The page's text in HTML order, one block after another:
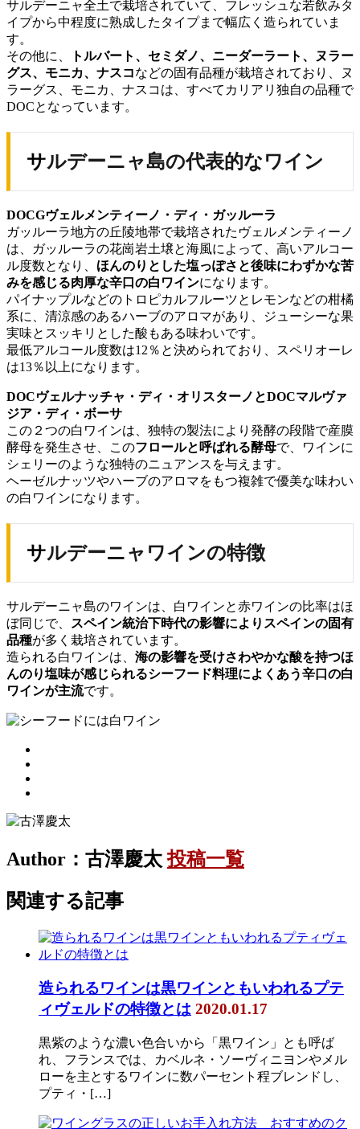
サルデーニャ全土で栽培されていて、フレッシュな若飲みタ
イプから中程度に熟成したタイプまで幅広く造られていま
す。
その他に、
トルバート、セミダノ、ニーダーラート、ヌラー
グス、モニカ、ナスコなどの固有品種が栽培されており、ヌ
ラーグス、モニカ、ナスコは、すべてカリアリ独自の品種で
DOCとなっています。
サルデーニャ島の代表的なワイン
DOCGヴェルメンティーノ・ディ・ガッルーラ
ガッルーラ地方の丘陵地帯で栽培されたヴェルメンティーノ
は、ガッルーラの花崗岩土壌と海風によって、高いアルコー
ル度数となり、 ほんのりとした塩っぽさと後味にわずかな苦
みを感じる肉厚な辛口の白ワインになります。
パイナップルなどのトロピカルフルーツとレモンなどの柑橘
系に、清涼感のあるハーブのアロマがあり、ジューシーな果
実味とスッキリとした酸もある味わいです。
最低アルコール度数は12％と決められており、スペリオーレ
は13％以上になります。
DOCヴェルナッチャ・ディ・オリスターノとDOCマルヴァ
ジア・ディ・ボーサ
この２つの白ワインは、独特の製法により発酵の段階で産膜
酵母を発生させ、このフロールと呼ばれる酵母で、ワインに
シェリーのような独特のニュアンスを与えます。
ヘーゼルナッツやハーブのアロマをもつ複雑で優美な味わい
の白ワインになります。
サルデーニャワインの特徴
サルデーニャ島のワインは、白ワインと赤ワインの比率はほ
ぼ同じで、
スペイン統治下時代の影響によりスペインの固有
品種が多く栽培されています。
造られる白ワインは、 海の影響を受けさわやかな酸を持つほ
んのり塩味が感じられるシーフード料理によくあう辛口の白
ワインが主流です。
Author：古澤慶太投稿一覧
関連する記事
造られるワインは黒ワインともいわれるプテ
ィヴェルドの特徴とは 2020.01.17
黒紫のような濃い色合いから「黒ワイン」とも呼ば
れ、フランスでは、カベルネ・ソーヴィニヨンやメル
ローを主とするワインに数パーセント程ブレンドし、
プティ・[…]